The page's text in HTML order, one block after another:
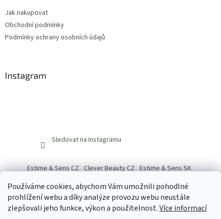
Používáme cookies, abychom Vám umožnili pohodlné
prohlížení webu a díky analýze provozu webu neustále
zlepšovali jeho funkce, výkon a použitelnost.Více informací
Jak nakupovat
Obchodní podmínky
Podmínky ochrany osobních údajů
Instagram
Sledovat na Instagramu
Estime & Sens CZ Clever Beauty CZ Estime & Sens SK